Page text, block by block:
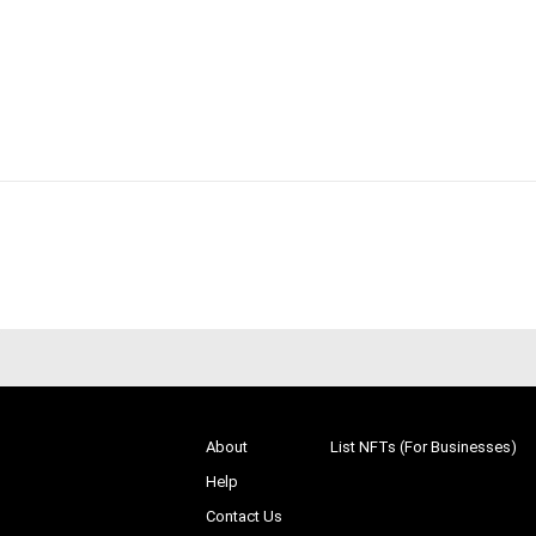
About
Help
Contact Us
List NFTs (For Businesses)